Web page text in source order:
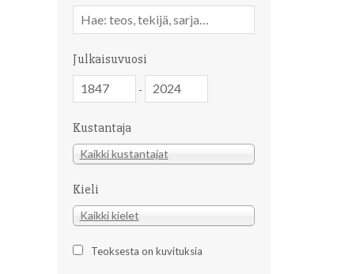
sanahaku
Julkaisuvuosi
-
Kustantaja
Kustantaja
Kaikki kustantajat
Kieli
Kieli
Kaikki kielet
Teoksesta on kuvituksia